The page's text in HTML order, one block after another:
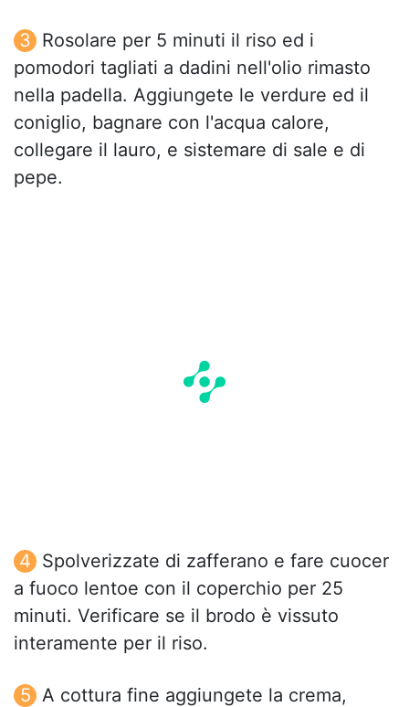
Rosolare per 5 minuti il riso ed i
pomodori tagliati a dadini nell'olio rimasto
nella padella. Aggiungete le verdure ed il
coniglio, bagnare con l'acqua calore,
collegare il lauro, e sistemare di sale e di
pepe.
Spolverizzate di zafferano e fare cuocer
a fuoco lentoe con il coperchio per 25
minuti. Verificare se il brodo è vissuto
interamente per il riso.
A cottura fine aggiungete la crema,